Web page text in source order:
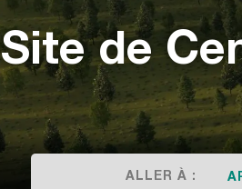
Site de
ALLER À :